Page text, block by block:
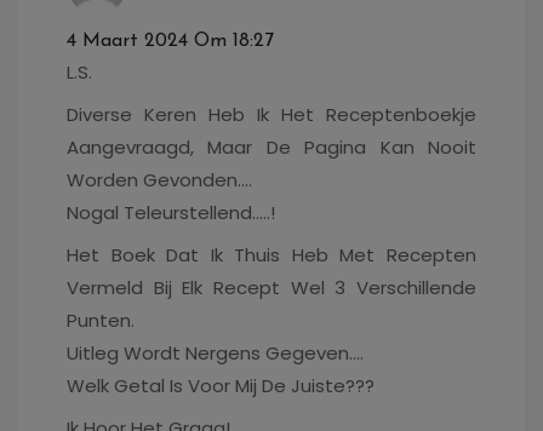
4 Maart 2024 Om 18:27
L.S.
Diverse Keren Heb Ik Het Receptenboekje
Aangevraagd, Maar De Pagina Kan Nooit
Worden Gevonden….
Nogal Teleurstellend…..!
Het Boek Dat Ik Thuis Heb Met Recepten
Vermeld Bij Elk Recept Wel 3 Verschillende
Punten.
Uitleg Wordt Nergens Gegeven….
Welk Getal Is Voor Mij De Juiste???